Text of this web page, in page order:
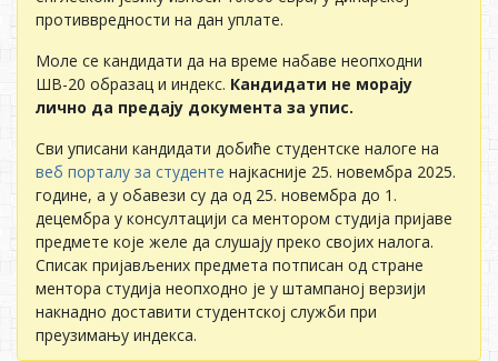
противвредности на дан уплате.
Моле се кандидати да на време набаве неопходни
ШВ-20 образац и индекс. Кандидати не морају
лично да предају документа за упис.
Сви уписани кандидати добиће студентске налоге на
веб порталу за студенте најкасније 25. новембра 2025.
године, а у обавези су да од 25. новембра до 1.
децембра у консултацији са ментором студија пријаве
предмете које желе да слушају преко својих налога.
Списак пријављених предмета потписан од стране
ментора студија неопходно је у штампаној верзији
накнадно доставити студентској служби при
преузимању индекса.